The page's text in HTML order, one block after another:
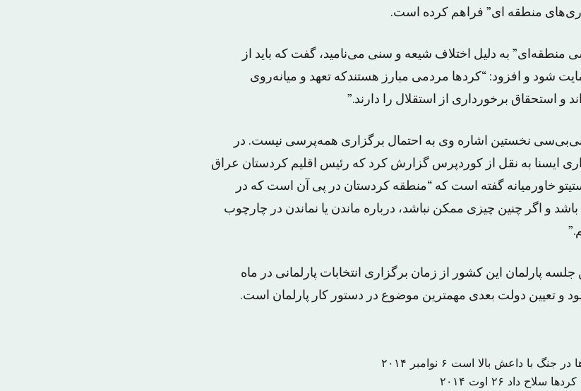
منطقه ای” فراهم کرده است.
منطقه‌ای” به دلیل اختلاف شیعه و سنی می‌نامید، گفت که باید از
شود و افزود: “کردها مردمی مبارز هستندکه تعهد و میانه‌روی
و استحقاق برخورداری از استقلال را دارند.”
بی‌بی‌سی نخستین اشاره وی به احتمال برگزاری همه‌پرسی نیست. در
ایسنا به نقل از کوردپرس گزارش کرد که رئیس اقلیم کردستان عراق
خاورمیانه گفته است که “منطقه کردستان در پی آن است که در
و اگر چنین چیزی ممکن نباشد، درباره ماندن یا نماندن در چارچوب
پارلمان این کشور از زمان برگزاری انتخابات پارلمانی در ماه
در جنگ با داعش بالا است ۶ نوامبر ۲۰۱۴
کردها سلاح داد ۲۶ اوت ۲۰۱۴